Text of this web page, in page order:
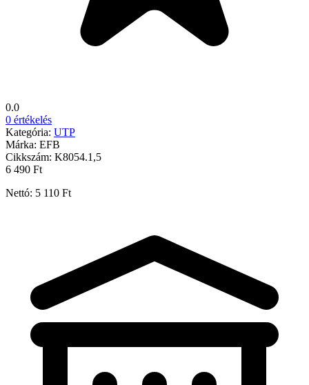
0.0
0 értékelés
Kategória: UTP
Márka: EFB
Cikkszám: K8054.1,5
6 490 Ft
Nettó: 5 110 Ft